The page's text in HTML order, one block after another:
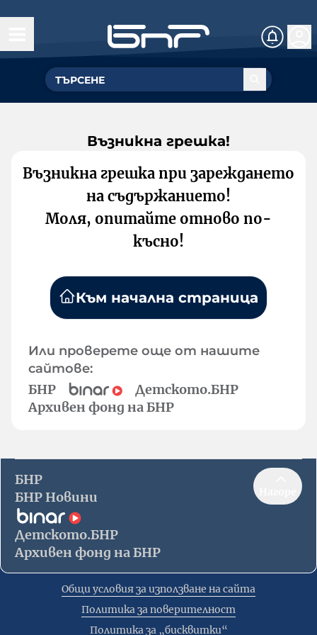
Възникна грешка!
Възникна грешка при зареждането
на съдържанието!
Моля, опитайте отново по-
късно!
Към начална страница
Или проверете още от нашите
сайтове:
БНР
Детското.БНР
Архивен фонд на БНР
БНР
БНР Новини
Детското.БНР
Архивен фонд на БНР
Общи условия за използване на сайта
Политика за поверителност
Политика за „бисквитки“